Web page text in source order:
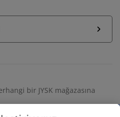
bir JYSK mağazasına